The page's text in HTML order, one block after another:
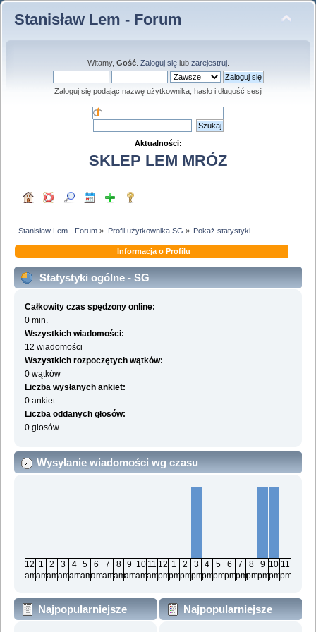
Stanisław Lem - Forum
Witamy, Gość. Zaloguj sięlub zarejestruj.
Zaloguj się podając nazwę użytkownika, hasło i długość sesji
Aktualności:
SKLEP LEM MRÓZ
Stanisław Lem - Forum » Profil użytkownika SG » Pokaż statystyki
Informacja o Profilu
Statystyki ogólne - SG
Całkowity czas spędzony online:
0 min.
Wszystkich wiadomości:
12 wiadomości
Wszystkich rozpoczętych wątków:
0 wątków
Liczba wysłanych ankiet:
0 ankiet
Liczba oddanych głosów:
0 głosów
Wysyłanie wiadomości wg czasu
12
am
1
am
2
am
3
am
4
am
5
am
6
am
7
am
8
am
9
am
10
am
11
am
12
pm
1
pm
2
pm
3
pm
4
pm
5
pm
6
pm
7
pm
8
pm
9
pm
10
pm
11
pm
Najpopularniejsze
Najpopularniejsze